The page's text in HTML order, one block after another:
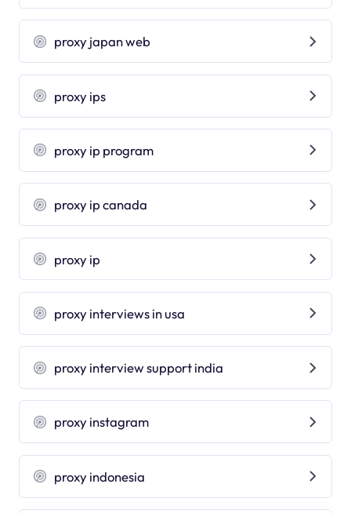
proxy japan web
proxy ips
proxy ip program
proxy ip canada
proxy ip
proxy interviews in usa
proxy interview support india
proxy instagram
proxy indonesia